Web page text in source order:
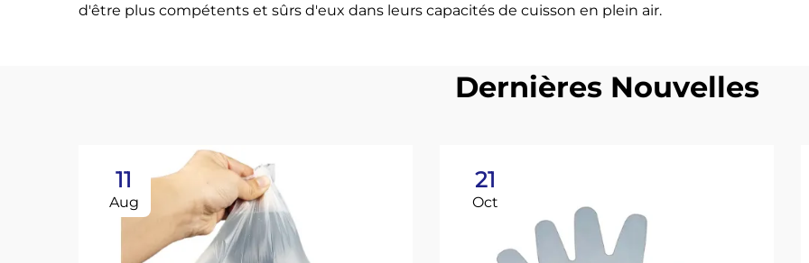
d'être plus compétents et sûrs d'eux dans leurs capacités de cuisson en plein air.
Dernières Nouvelles
11
Aug
21
Oct